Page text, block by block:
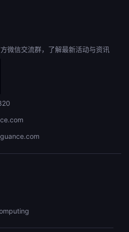
微信交流群，了解最新活动与资讯